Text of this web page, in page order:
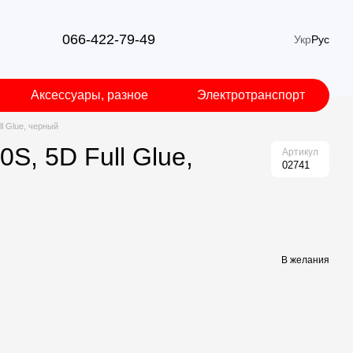
066-422-79-49 УкрРус
Аксессуары, разное Электротранспорт
Glue, черный
5D Full Glue,
Артикул
02741
В желания